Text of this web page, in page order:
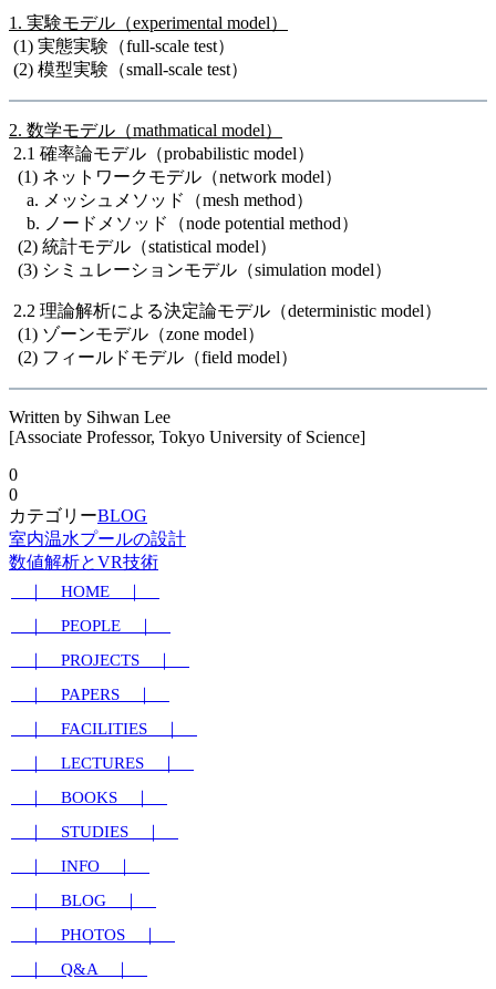
1. 実験モデル（experimental model）
(1) 実態実験（full-scale test）
(2) 模型実験（small-scale test）
2. 数学モデル（mathmatical model）
2.1 確率論モデル（probabilistic model）
(1) ネットワークモデル（network model）
a. メッシュメソッド（mesh method）
b. ノードメソッド（node potential method）
(2) 統計モデル（statistical model）
(3) シミュレーションモデル（simulation model）
2.2 理論解析による決定論モデル（deterministic model）
(1) ゾーンモデル（zone model）
(2) フィールドモデル（field model）
Written by Sihwan Lee
[Associate Professor, Tokyo University of Science]
0
0
カテゴリーBLOG
室内温水プールの設計
数値解析とVR技術
｜ HOME ｜
｜ PEOPLE ｜
｜ PROJECTS ｜
｜ PAPERS ｜
｜ FACILITIES ｜
｜ LECTURES ｜
｜ BOOKS ｜
｜ STUDIES ｜
｜ INFO ｜
｜ BLOG ｜
｜ PHOTOS ｜
｜ Q&A ｜